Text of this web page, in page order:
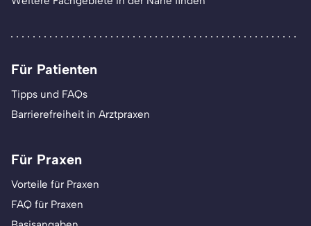
Für Patienten
Tipps und FAQs
Barrierefreiheit in Arztpraxen
Für Praxen
Vorteile für Praxen
FAQ für Praxen